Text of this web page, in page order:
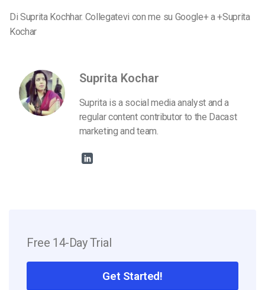
Di Suprita Kochhar. Collegatevi con me su Google+ a +Suprita
Kochar
Suprita Kochar
Suprita is a social media analyst and a
regular content contributor to the Dacast
marketing and team.
Free 14-Day Trial
Get Started!